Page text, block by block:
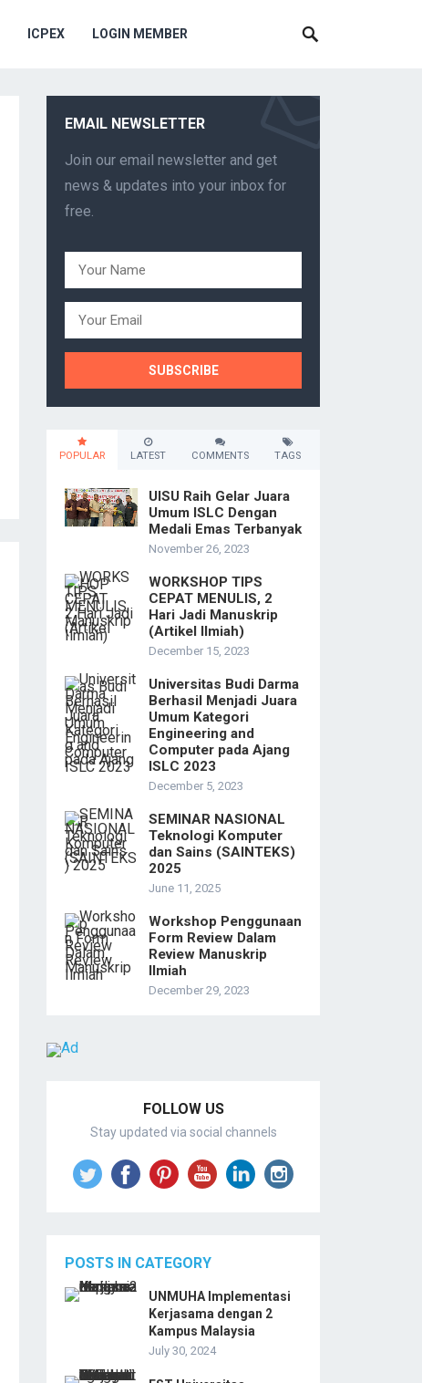
ICPEX LOGIN MEMBER
EMAIL NEWSLETTER
Join our email newsletter and get
news & updates into your inbox for
free.
POPULAR LATEST COMMENTS TAGS
UISU Raih Gelar Juara
Umum ISLC Dengan
Medali Emas Terbanyak
November 26, 2023
WORKSHOP TIPS
CEPAT MENULIS, 2
Hari Jadi Manuskrip
(Artikel Ilmiah)
December 15, 2023
Universitas Budi Darma
Berhasil Menjadi Juara
Umum Kategori
Engineering and
Computer pada Ajang
ISLC 2023
December 5, 2023
SEMINAR NASIONAL
Teknologi Komputer
dan Sains (SAINTEKS)
2025
June 11, 2025
Workshop Penggunaan
Form Review Dalam
Review Manuskrip
Ilmiah
December 29, 2023
FOLLOW US
Stay updated via social channels
POSTS IN CATEGORY
UNMUHA Implementasi
Kerjasama dengan 2
Kampus Malaysia
July 30, 2024